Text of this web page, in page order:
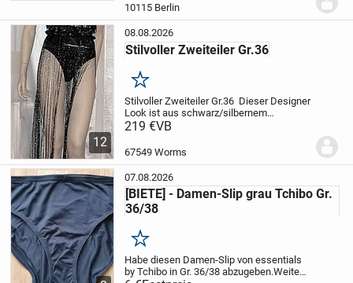
wenn die Post noch geöffnet hat
10115 Berlin
12
08.08.2026
Stilvoller Zweiteiler Gr.36
Merken
Stilvoller Zweiteiler Gr.36 Dieser Designer
Look ist aus schwarz/silbernem
Mischgewebe, halbtransparent durch
ideal für sonnige Tage bei jedem Festival.
Sein...
219 €VB
67549 Worms
07.08.2026
[BIETE] - Damen-Slip grau Tchibo Gr.
36/38
Merken
Habe diesen Damen-Slip von essentials
by Tchibo in Gr. 36/38 abzugeben.Weite